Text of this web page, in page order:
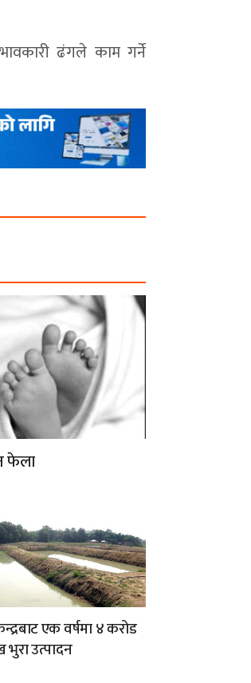
ढंगले काम गर्ने
फेला
एक वर्षमा ४ करोड
उत्पादन